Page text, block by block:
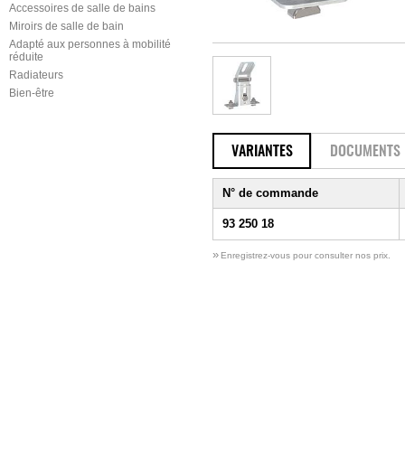
Accessoires de salle de bains
Miroirs de salle de bain
Adapté aux personnes à mobilité
réduite
Radiateurs
Bien-être
VARIANTES DOCUMENTS
N° de commande
93 250 18
» Enregistrez-vous pour consulter nos prix.